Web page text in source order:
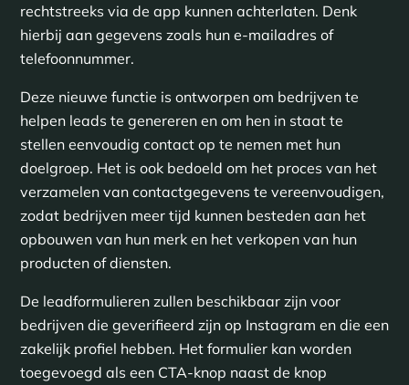
rechtstreeks via de app kunnen achterlaten. Denk
hierbij aan gegevens zoals hun e-mailadres of
telefoonnummer.
Deze nieuwe functie is ontworpen om bedrijven te
helpen leads te genereren en om hen in staat te
stellen eenvoudig contact op te nemen met hun
doelgroep. Het is ook bedoeld om het proces van het
verzamelen van contactgegevens te vereenvoudigen,
zodat bedrijven meer tijd kunnen besteden aan het
opbouwen van hun merk en het verkopen van hun
producten of diensten.
De leadformulieren zullen beschikbaar zijn voor
bedrijven die geverifieerd zijn op Instagram en die een
zakelijk profiel hebben. Het formulier kan worden
toegevoegd als een CTA-knop naast de knop